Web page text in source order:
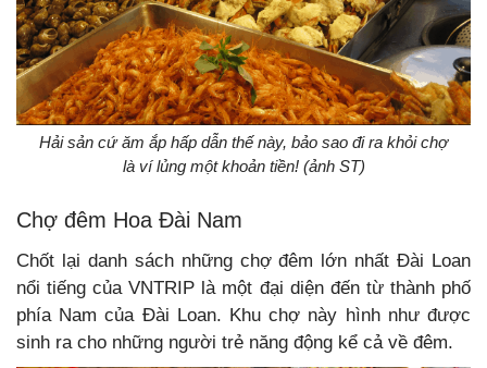
Hải sản cứ ăm ắp hấp dẫn thế này, bảo sao đi ra khỏi chợ
là ví lủng một khoản tiền! (ảnh ST)
Chợ đêm Hoa Đài Nam
Chốt lại danh sách những chợ đêm lớn nhất Đài Loan
nổi tiếng của VNTRIP là một đại diện đến từ thành phố
phía Nam của Đài Loan. Khu chợ này hình như được
sinh ra cho những người trẻ năng động kể cả về đêm.